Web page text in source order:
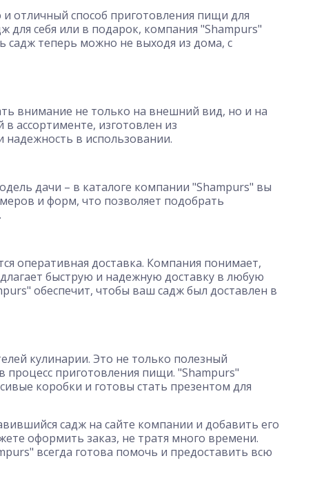
отличный способ приготовления пищи для
для себя или в подарок, компания "Shampurs"
садж теперь можно не выходя из дома, с
внимание не только на внешний вид, но и на
ассортименте, изготовлен из
надежность в использовании.
дачи – в каталоге компании "Shampurs" вы
и форм, что позволяет подобрать
оперативная доставка. Компания понимает,
быструю и надежную доставку в любую
обеспечит, чтобы ваш садж был доставлен в
кулинарии. Это не только полезный
процесс приготовления пищи. "Shampurs"
коробки и готовы стать презентом для
садж на сайте компании и добавить его
оформить заказ, не тратя много времени.
всегда готова помочь и предоставить всю